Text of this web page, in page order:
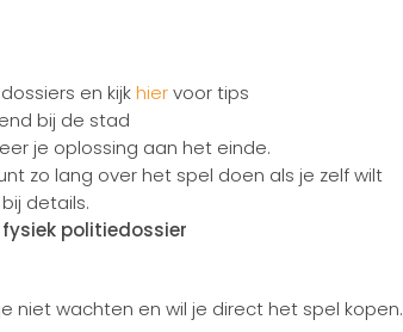
en kijkhiervoor tips
bij de stad
je oplossing aan het einde.
zo lang over het spel doen als je zelf wilt
details.
politiedossier
niet wachten en wil je direct het spel kopen.